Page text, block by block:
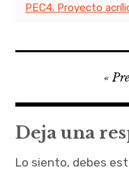
PEC4. Proyecto
Navegación
de
entradas
Deja una
Lo siento, debes